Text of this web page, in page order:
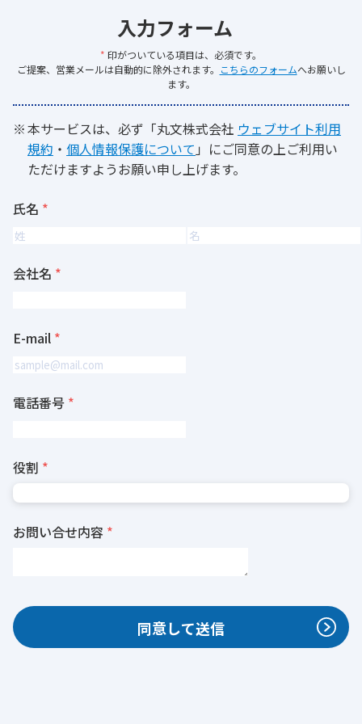
入力フォーム
* 印がついている項目は、必須です。
ご提案、営業メールは自動的に除外されます。 こちらのフォームへお願いし
ます。
本サービスは、必ず「丸文株式会社 ウェブサイト利用
規約 ・ 個人情報保護について 」にご同意の上ご利用い
ただけますようお願い申し上げます。
氏名
会社名
E-mail
電話番号
役割
お問い合せ内容